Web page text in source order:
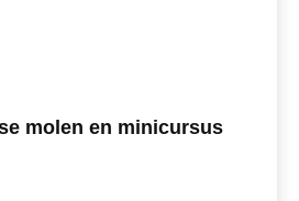
molen en minicursus